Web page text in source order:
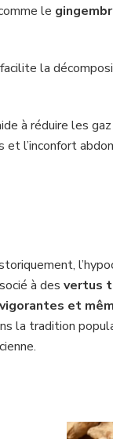
le
la
à réduire les
l’inconfort
à desvertus
et
la tradition